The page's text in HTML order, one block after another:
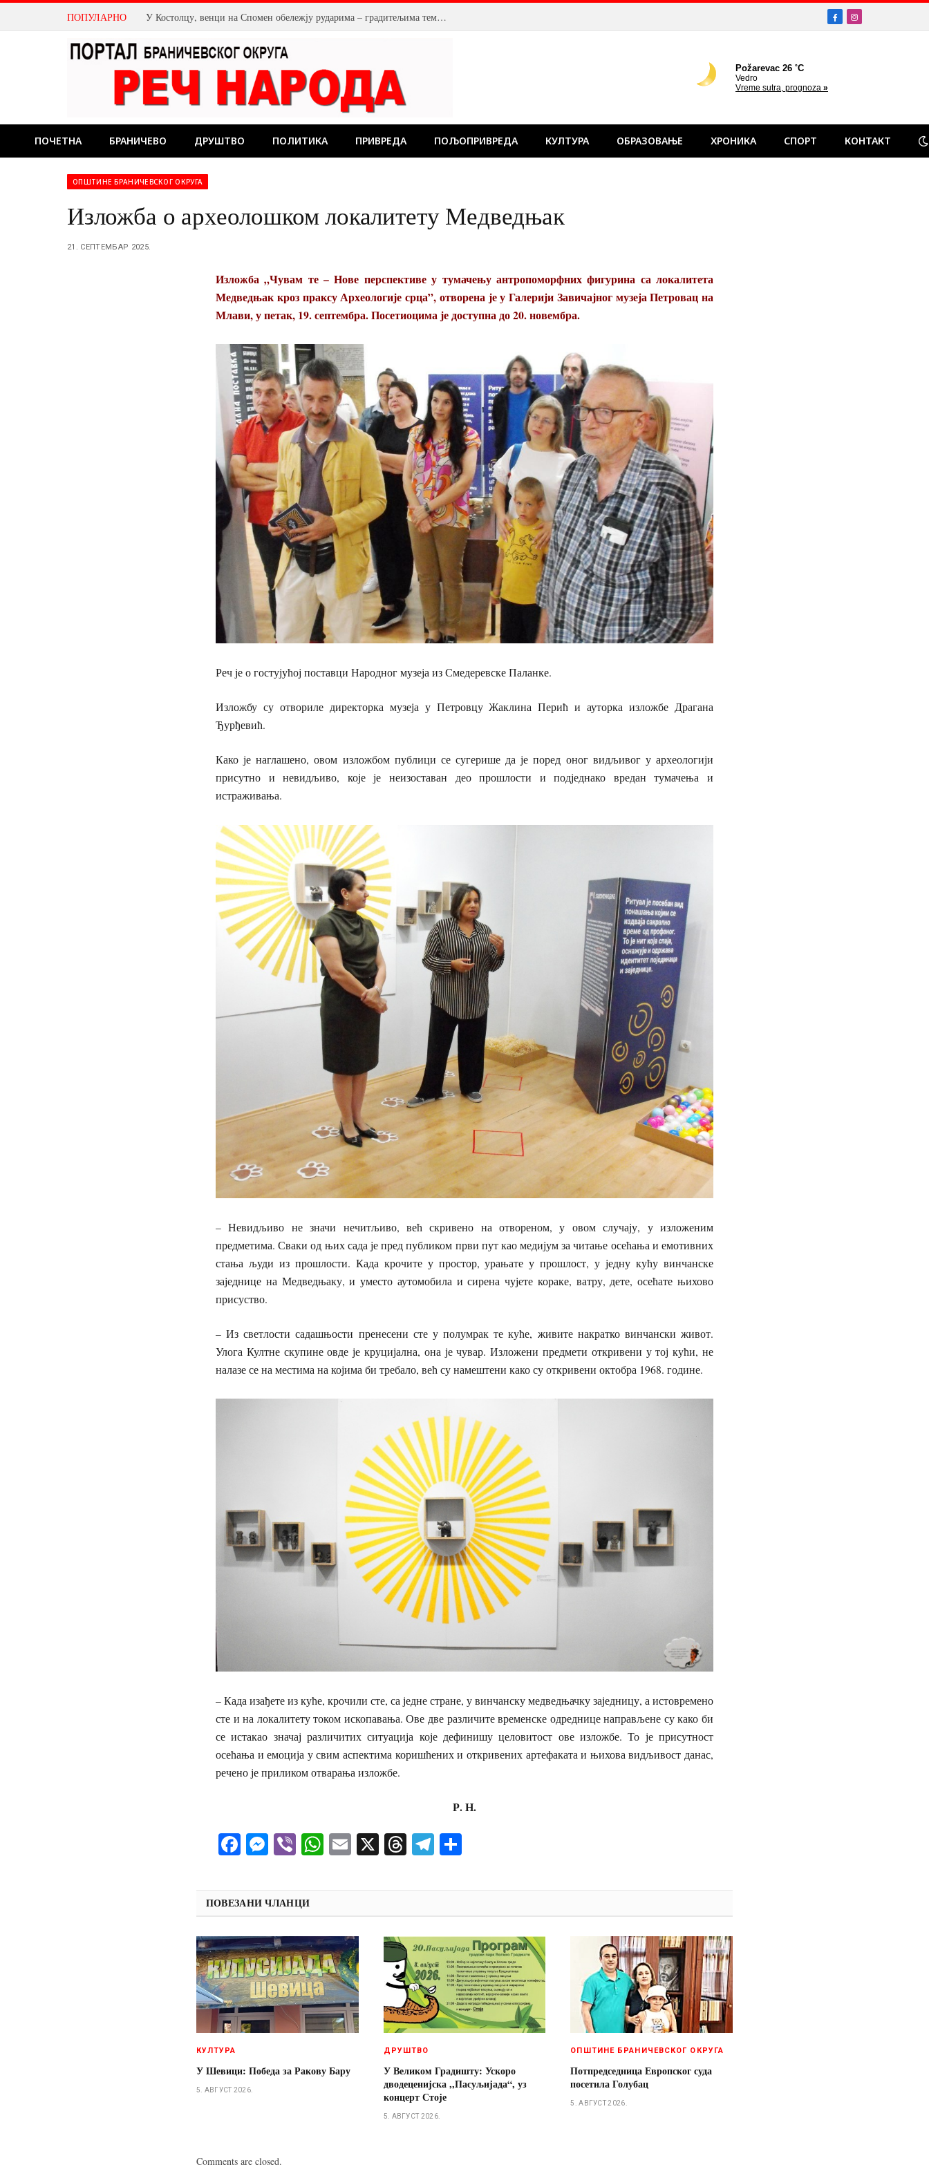
ПОПУЛАРНО У Костолцу, венци на Спомен обележју рударима – градитељима темеља будућности FacebookInstagram
ПОЧЕТНА БРАНИЧЕВО ДРУШТВО ПОЛИТИКА ПРИВРЕДА ПОЉОПРИВРЕДА КУЛТУРА ОБРАЗОВАЊЕ ХРОНИКА СПОРТ КОНТАКТ
ОПШТИНЕ БРАНИЧЕВСКОГ ОКРУГА
Изложба о археолошком локалитету Медведњак
21. СЕПТЕМБАР 2025.
Изложба „Чувам те – Нове перспективе у тумачењу антропоморфних фигурина са локалитета
Медведњак кроз праксу Археологије срца”, отворена је у Галерији Завичајног музеја Петровац на
Млави, у петак, 19. септембра. Посетиоцима је доступна до 20. новембра.
Реч је о гостујућој поставци Народног музеја из Смедеревске Паланке.
Изложбу су отвориле директорка музеја у Петровцу Жаклина Перић и ауторка изложбе Драгана
Ђурђевић.
Како је наглашено, овом изложбом публици се сугерише да је поред оног видљивог у археологији
присутно и невидљиво, које је неизоставан део прошлости и подједнако вредан тумачења и
истраживања.
– Невидљиво не значи нечитљиво, већ скривено на отвореном, у овом случају, у изложеним
предметима. Сваки од њих сада је пред публиком први пут као медијум за читање осећања и емотивних
стања људи из прошлости. Када крочите у простор, урањате у прошлост, у једну кућу винчанске
заједнице на Медведњаку, и уместо аутомобила и сирена чујете кораке, ватру, дете, осећате њихово
присуство.
– Из светлости садашњости пренесени сте у полумрак те куће, живите накратко винчански живот.
Улога Култне скупине овде је круцијална, она је чувар. Изложени предмети откривени у тој кући, не
налазе се на местима на којима би требало, већ су намештени како су откривени октобра 1968. године.
– Када изађете из куће, крочили сте, са једне стране, у винчанску медведњачку заједницу, а истовремено
сте и на локалитету током ископавања. Ове две различите временске одреднице направљене су како би
се истакао значај различитих ситуација које дефинишу целовитост ове изложбе. То је присутност
осећања и емоција у свим аспектима коришћених и откривених артефаката и њихова видљивост данас,
речено је приликом отварања изложбе.
Р. Н.
Facebook
Messenger
ViberWhatsApp
Email
X ThreadsTelegram
ПОВЕЗАНИ ЧЛАНЦИ
КУЛТУРА
У Шевици: Победа за Ракову Бару
5. АВГУСТ 2026.
ДРУШТВО
У Великом Градишту: Ускоро
дводеценијска ,,Пасуљијада“, уз
концерт Стоје
5. АВГУСТ 2026.
ОПШТИНЕ БРАНИЧЕВСКОГ ОКРУГА
Потпредседница Европског суда
посетила Голубац
5. АВГУСТ 2026.
Comments are closed.